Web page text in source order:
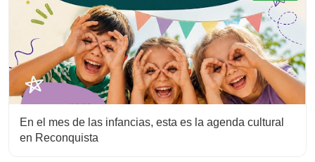
En el mes de las infancias, esta es la agenda cultural
en Reconquista